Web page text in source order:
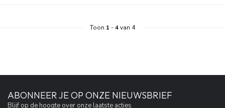
Toon 1 -4van 4
ABONNEER JE OP ONZE NIEUWSBRIEF
Blijf op de hoogte over onze laatste acties